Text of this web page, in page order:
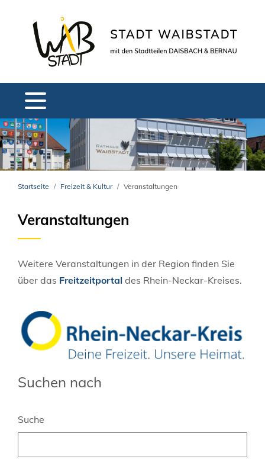
Startseite Freizeit & Kultur Veranstaltungen
Veranstaltungen
Weitere Veranstaltungen in der Region finden Sie
über das Freitzeitportal des Rhein-Neckar-Kreises.
Suchen nach
Suche